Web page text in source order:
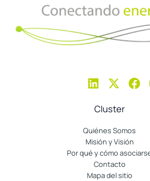
Cluster
Quiénes Somos
Misión y Visión
Por qué y cómo
Contacto
Mapa del sitio